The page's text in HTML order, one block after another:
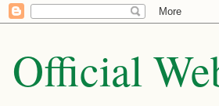
Official